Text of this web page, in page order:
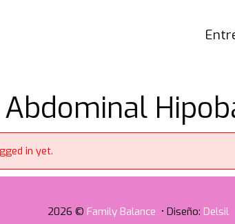
in yet.
2026 © Family Balance • Diseño: Delsil